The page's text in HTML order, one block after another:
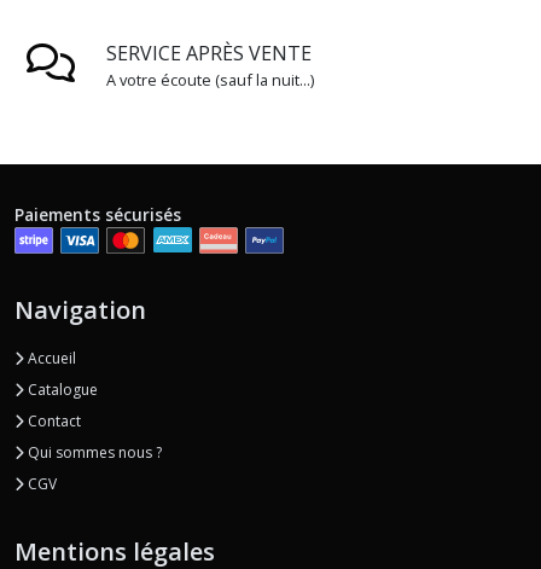
SERVICE APRÈS VENTE
A votre écoute (sauf la nuit...)
Paiements sécurisés
Navigation
Accueil
Catalogue
Contact
Qui sommes nous ?
CGV
Mentions légales